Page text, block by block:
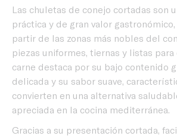
Las chuletas de conejo cortadas son
práctica y de gran valor
partir de las zonas más nobles del
piezas uniformes, tiernas y listas para
carne destaca por su bajo contenido
delicada y su sabor suave,
convierten en una alternativa
apreciada en la cocina mediterránea.
Gracias a su presentación cortada,